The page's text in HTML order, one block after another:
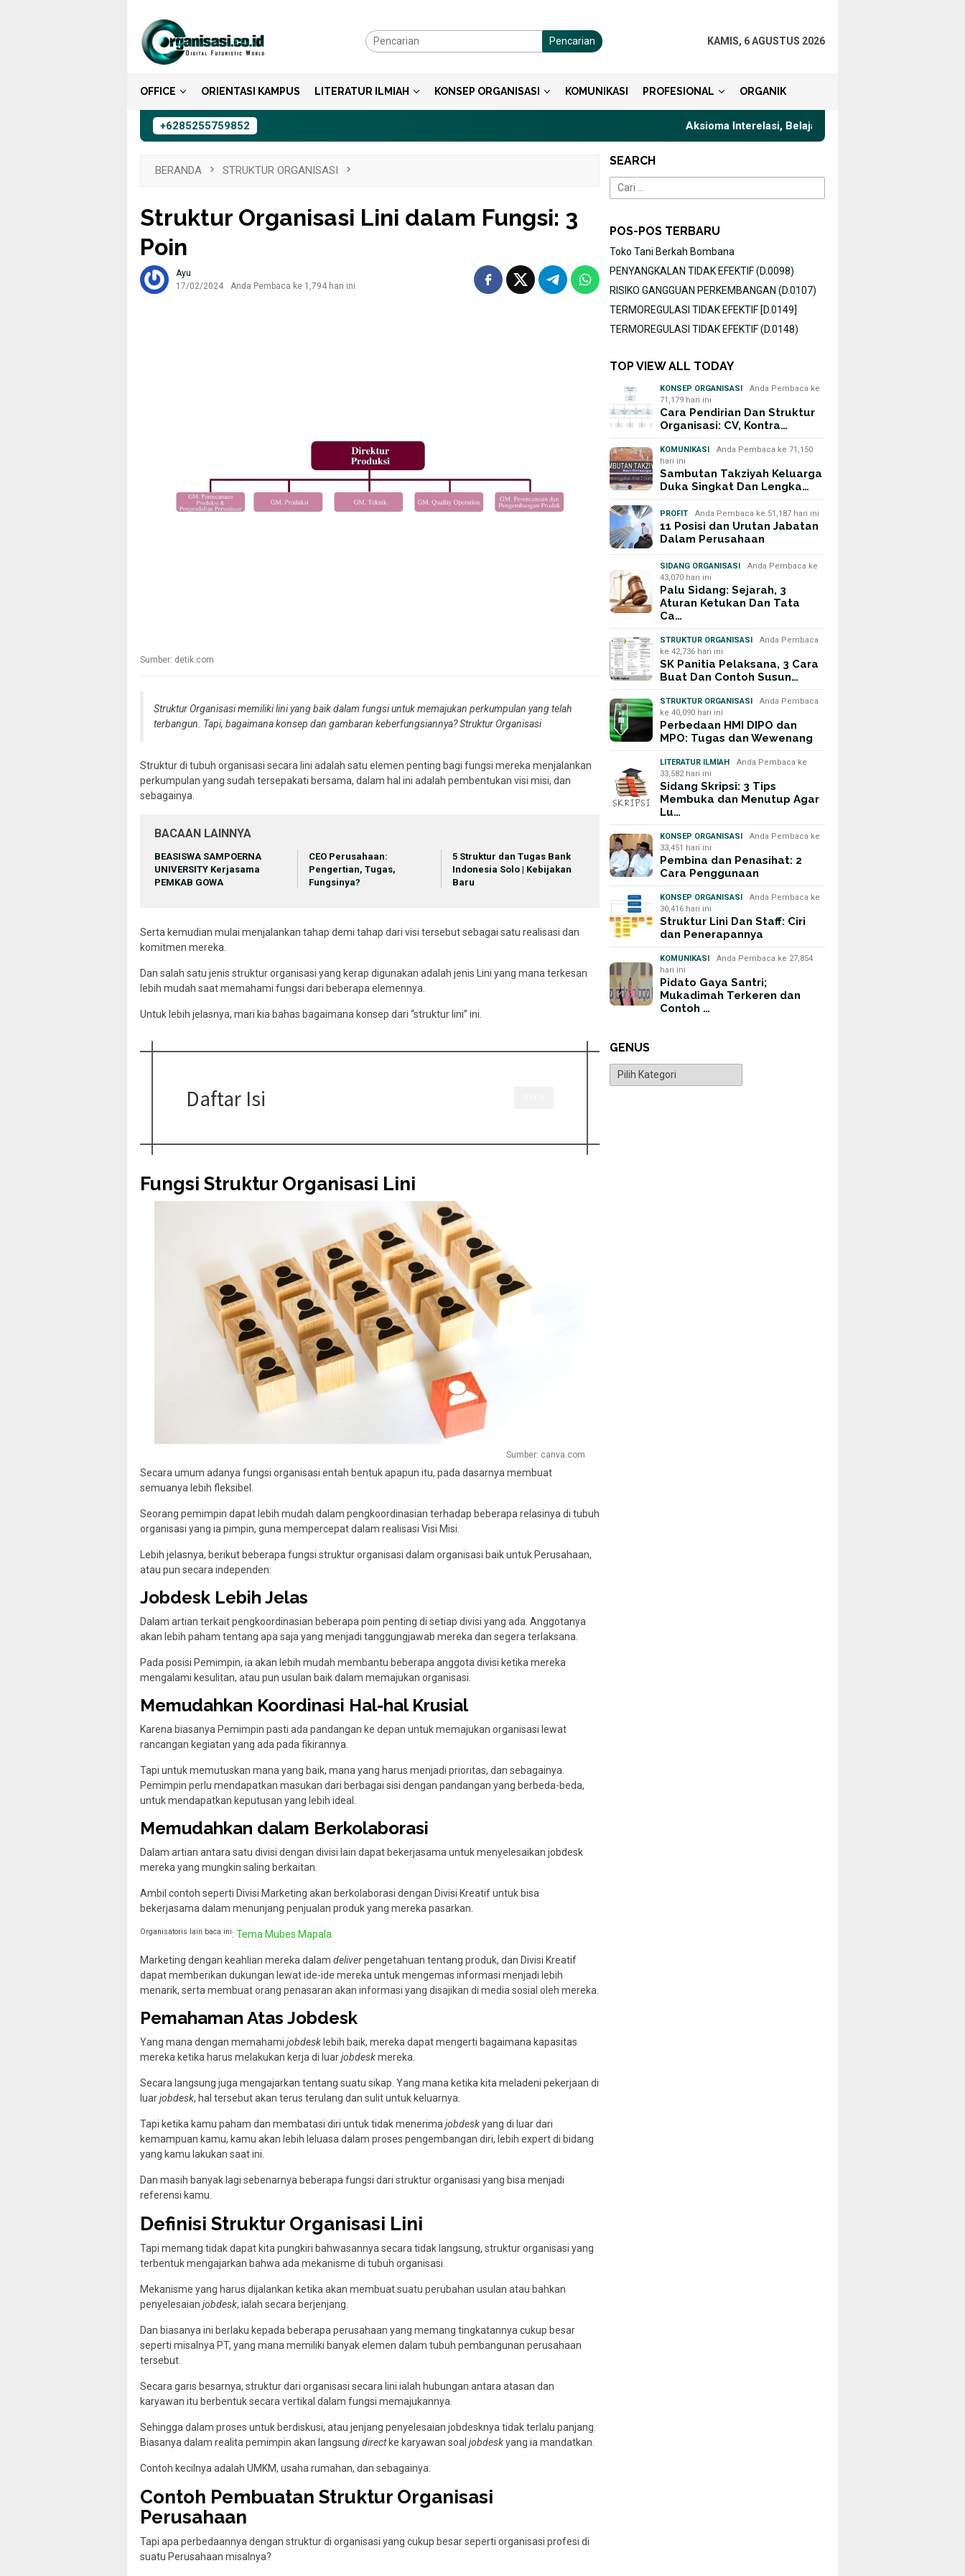
konten
Pencarian KAMIS, 6 AGUSTUS 2026
OFFICE ORIENTASI KAMPUS LITERATUR ILMIAH KONSEP ORGANISASI KOMUNIKASI PROFESIONAL ORGANIK
+6285255759852 Aksioma Interelasi, Belajar Privat Gaya Komunikasi
BERANDA STRUKTUR ORGANISASI
Struktur Organisasi Lini dalam Fungsi: 3
Poin
Ayu
17/02/2024
Anda Pembaca ke 1,794 hari ini
Sumber: detik.com
Struktur Organisasi memiliki lini yang baik dalam fungsi untuk memajukan perkumpulan yang telah
terbangun. Tapi, bagaimana konsep dan gambaran keberfungsiannya?Struktur Organisasi
Struktur di tubuh organisasi secara lini adalah satu elemen penting bagi fungsi mereka menjalankan
perkumpulan yang sudah tersepakati bersama, dalam hal ini adalah pembentukan visi misi, dan
sebagainya.
BACAAN LAINNYA
BEASISWA SAMPOERNA
UNIVERSITY Kerjasama
PEMKAB GOWA
CEO Perusahaan:
Pengertian, Tugas,
Fungsinya?
5 Struktur dan Tugas Bank
Indonesia Solo | Kebijakan
Baru
Serta kemudian mulai menjalankan tahap demi tahap dari visi tersebut sebagai satu realisasi dan
komitmen mereka.
Dan salah satu jenis struktur organisasi yang kerap digunakan adalah jenis Lini yang mana terkesan
lebih mudah saat memahami fungsi dari beberapa elemennya.
Untuk lebih jelasnya, mari kia bahas bagaimana konsep dari “struktur lini” ini.
Daftar Isi
Fungsi Struktur Organisasi Lini
Sumber: canva.com
Secara umum adanya fungsi organisasi entah bentuk apapun itu, pada dasarnya membuat
semuanya lebih fleksibel.
Seorang pemimpin dapat lebih mudah dalam pengkoordinasian terhadap beberapa relasinya di tubuh
organisasi yang ia pimpin, guna mempercepat dalam realisasi Visi Misi.
Lebih jelasnya, berikut beberapa fungsi struktur organisasi dalam organisasi baik untuk Perusahaan,
atau pun secara independen:
Jobdesk Lebih Jelas
Dalam artian terkait pengkoordinasian beberapa poin penting di setiap divisi yang ada. Anggotanya
akan lebih paham tentang apa saja yang menjadi tanggungjawab mereka dan segera terlaksana.
Pada posisi Pemimpin, ia akan lebih mudah membantu beberapa anggota divisi ketika mereka
mengalami kesulitan, atau pun usulan baik dalam memajukan organisasi.
Memudahkan Koordinasi Hal-hal Krusial
Karena biasanya Pemimpin pasti ada pandangan ke depan untuk memajukan organisasi lewat
rancangan kegiatan yang ada pada fikirannya.
Tapi untuk memutuskan mana yang baik, mana yang harus menjadi prioritas, dan sebagainya.
Pemimpin perlu mendapatkan masukan dari berbagai sisi dengan pandangan yang berbeda-beda,
untuk mendapatkan keputusan yang lebih ideal.
Memudahkan dalam Berkolaborasi
Dalam artian antara satu divisi dengan divisi lain dapat bekerjasama untuk menyelesaikan jobdesk
mereka yang mungkin saling berkaitan.
Ambil contoh seperti Divisi Marketing akan berkolaborasi dengan Divisi Kreatif untuk bisa
bekerjasama dalam menunjang penjualan produk yang mereka pasarkan.
Organisatoris lain baca ini: Tema Mubes Mapala
Marketing dengan keahlian mereka dalam deliverpengetahuan tentang produk, dan Divisi Kreatif
dapat memberikan dukungan lewat ide-ide mereka untuk mengemas informasi menjadi lebih
menarik, serta membuat orang penasaran akan informasi yang disajikan di media sosial oleh mereka.
Pemahaman Atas Jobdesk
Yang mana dengan memahami jobdesk lebih baik, mereka dapat mengerti bagaimana kapasitas
mereka ketika harus melakukan kerja di luarjobdeskmereka.
Secara langsung juga mengajarkan tentang suatu sikap. Yang mana ketika kita meladeni pekerjaan di
luarjobdesk, hal tersebut akan terus terulang dan sulit untuk keluarnya.
Tapi ketika kamu paham dan membatasi diri untuk tidak menerima jobdeskyang di luar dari
kemampuan kamu, kamu akan lebih leluasa dalam proses pengembangan diri, lebih expert di bidang
yang kamu lakukan saat ini.
Dan masih banyak lagi sebenarnya beberapa fungsi dari struktur organisasi yang bisa menjadi
referensi kamu.
Definisi Struktur Organisasi Lini
Tapi memang tidak dapat kita pungkiri bahwasannya secara tidak langsung, struktur organisasi yang
terbentuk mengajarkan bahwa ada mekanisme di tubuh organisasi.
Mekanisme yang harus dijalankan ketika akan membuat suatu perubahan usulan atau bahkan
penyelesaian jobdesk, ialah secara berjenjang.
Dan biasanya ini berlaku kepada beberapa perusahaan yang memang tingkatannya cukup besar
seperti misalnya PT, yang mana memiliki banyak elemen dalam tubuh pembangunan perusahaan
tersebut.
Secara garis besarnya, struktur dari organisasi secara lini ialah hubungan antara atasan dan
karyawan itu berbentuk secara vertikal dalam fungsi memajukannya.
Sehingga dalam proses untuk berdiskusi, atau jenjang penyelesaian jobdesknya tidak terlalu panjang.
Biasanya dalam realita pemimpin akan langsung direct ke karyawan soal jobdeskyang ia mandatkan.
Contoh kecilnya adalah UMKM, usaha rumahan, dan sebagainya.
Contoh Pembuatan Struktur Organisasi
Perusahaan
Tapi apa perbedaannya dengan struktur di organisasi yang cukup besar seperti organisasi profesi di
suatu Perusahaan misalnya?
SEARCH
Cari
untuk:
POS-POS TERBARU
Toko Tani Berkah Bombana
PENYANGKALAN TIDAK EFEKTIF (D.0098)
RISIKO GANGGUAN PERKEMBANGAN (D.0107)
TERMOREGULASI TIDAK EFEKTIF [D.0149]
TERMOREGULASI TIDAK EFEKTIF (D.0148)
TOP VIEW ALL TODAY
KONSEP ORGANISASI
Anda Pembaca ke
71,179 hari ini
Cara Pendirian Dan Struktur
Organisasi: CV, Kontra…
KOMUNIKASI
Anda Pembaca ke 71,150
hari ini
Sambutan Takziyah Keluarga
Duka Singkat Dan Lengka…
PROFIT Anda Pembaca ke 51,187 hari ini
11 Posisi dan Urutan Jabatan
Dalam Perusahaan
SIDANG ORGANISASI
Anda Pembaca ke
43,070 hari ini
Palu Sidang: Sejarah, 3
Aturan Ketukan Dan Tata
Ca…
STRUKTUR ORGANISASI
Anda Pembaca
ke 42,736 hari ini
SK Panitia Pelaksana, 3 Cara
Buat Dan Contoh Susun…
STRUKTUR ORGANISASI
Anda Pembaca
ke 40,090 hari ini
Perbedaan HMI DIPO dan
MPO: Tugas dan Wewenang
LITERATUR ILMIAH
Anda Pembaca ke
33,582 hari ini
Sidang Skripsi: 3 Tips
Membuka dan Menutup Agar
Lu…
KONSEP ORGANISASI
Anda Pembaca ke
33,451 hari ini
Pembina dan Penasihat: 2
Cara Penggunaan
KONSEP ORGANISASI
Anda Pembaca ke
30,416 hari ini
Struktur Lini Dan Staff: Ciri
dan Penerapannya
KOMUNIKASI
Anda Pembaca ke 27,854
hari ini
Pidato Gaya Santri;
Mukadimah Terkeren dan
Contoh …
GENUS
Genus